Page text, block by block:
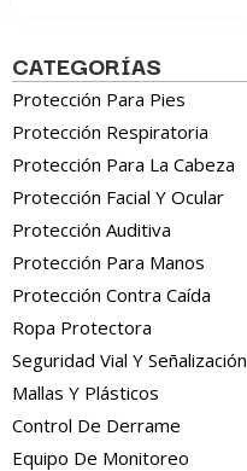
CATEGORÍAS
Protección Para Pies
Protección Respiratoria
Protección Para La Cabeza
Protección Facial Y Ocular
Protección Auditiva
Protección Para Manos
Protección Contra Caída
Ropa Protectora
Seguridad Vial Y Señalización
Mallas Y Plásticos
Control De Derrame
Equipo De Monitoreo